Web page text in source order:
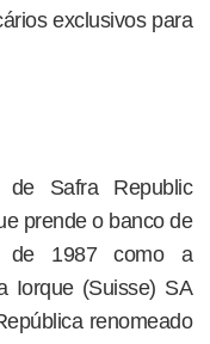
exclusivos para
Safra Republic
prende o banco de
de 1987 como a
Iorque (Suisse) SA
renomeado